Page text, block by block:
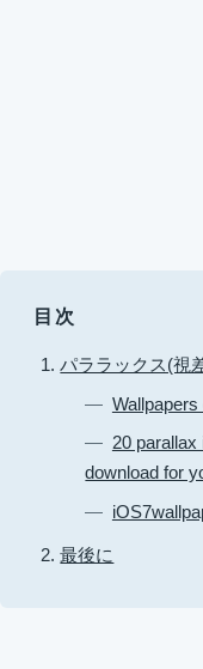
目次
パララックス(視
20
download for
最後に